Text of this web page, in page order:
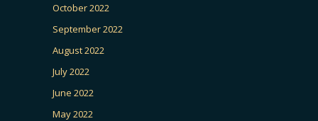
October 2022
September 2022
August 2022
July 2022
June 2022
May 2022